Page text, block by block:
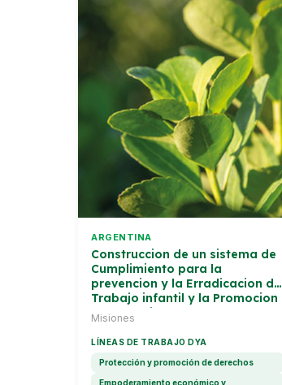
ARGENTINA
Construccion de un sistema de
Cumplimiento para la
prevencion y la Erradicacion del
Trabajo infantil y la Promocion
del Trabajo Adolescente en
Misiones
LÍNEAS DE TRABAJO DYA
Protección y promoción de derechos
Empoderamiento económico y